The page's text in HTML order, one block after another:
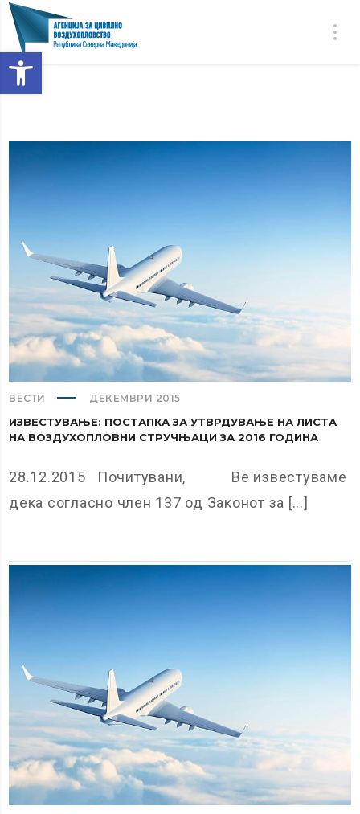
Open toolbar
ВЕСТИ ДЕКЕМВРИ 2015
ИЗВЕСТУВАЊЕ: ПОСТАПКА ЗА УТВРДУВАЊЕ НА ЛИСТА
НА ВОЗДУХОПЛОВНИ СТРУЧЊАЦИ ЗА 2016 ГОДИНА
28.12.2015 Почитувани, Ве известуваме
дека согласно член 137 од Законот за [...]